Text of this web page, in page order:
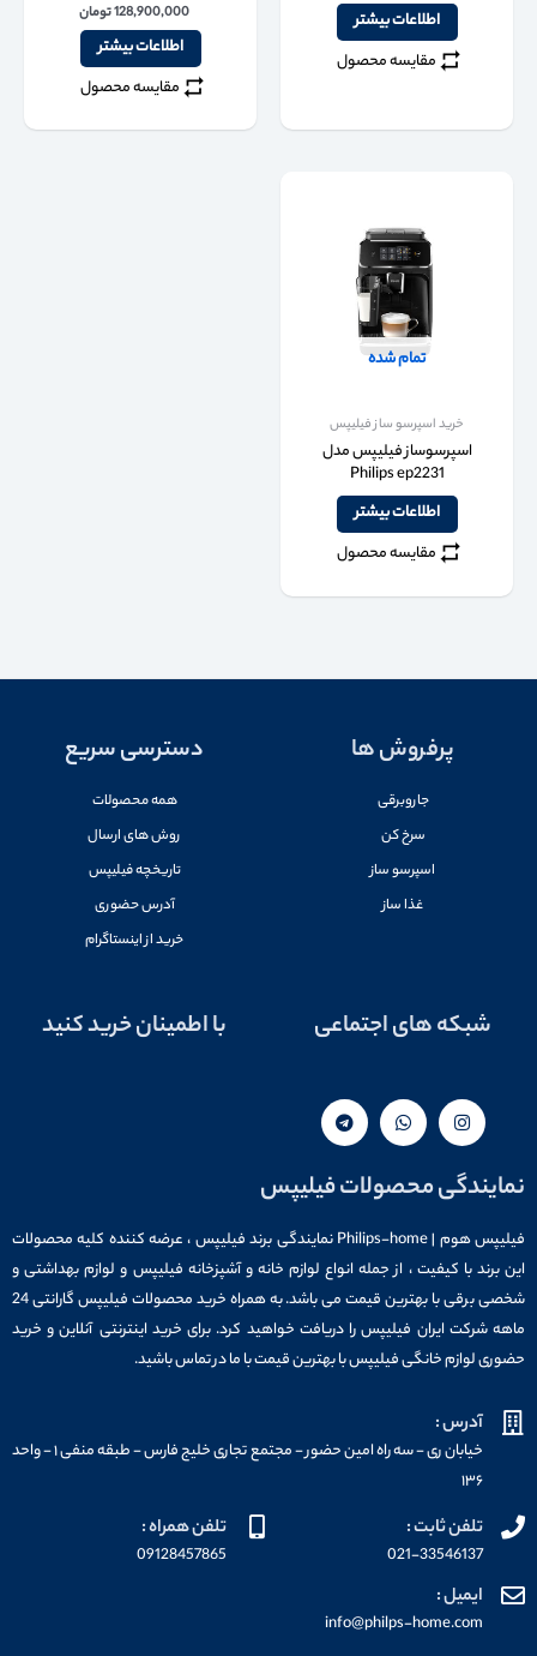
اطلاعات بیشتر
مقایسه محصول
128,900,000تومان
اطلاعات بیشتر
مقایسه محصول
تمام شده
خرید اسپرسو ساز فیلیپس
اسپرسوساز فیلیپس مدل
Philips ep2231
اطلاعات بیشتر
مقایسه محصول
پرفروش ها
جاروبرقی
سرخ کن
اسپرسو ساز
غذا ساز
دسترسی سریع
همه محصولات
روش های ارسال
تاریخچه فیلیپس
آدرس حضوری
خرید از اینستاگرام
شبکه های اجتماعی با اطمینان خرید کنید
نمایندگی محصولات فیلیپس
فیلیپس هوم | Philips-home نمایندگی برند فیلیپس ، عرضه کننده کلیه محصولات
این برند با کیفیت ، از جمله انواع لوازم خانه و آشپزخانه فیلیپس و لوازم بهداشتی و
شخصی برقی با بهترین قیمت می باشد. به همراه خرید محصولات فیلیپس گارانتی 24
ماهه شرکت ایران فیلیپس را دریافت خواهید کرد. برای خرید اینترنتی آنلاین و خرید
حضوری لوازم خانگی فیلیپس با بهترین قیمت با ما در تماس باشید.
آدرس :
خیابان ری - سه راه امین حضور - مجتمع تجاری خلیج فارس - طبقه منفی ۱ - واحد
۱۳۶
تلفن ثابت :
021-33546137
تلفن همراه :
09128457865
ایمیل :
info@philps-home.com